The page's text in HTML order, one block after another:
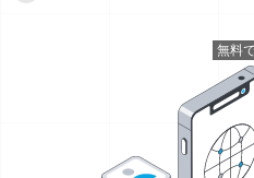
無料